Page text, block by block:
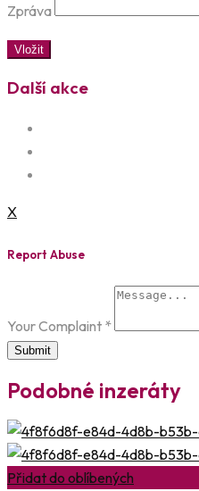
Zpráva
Vložit
Další akce
X
Report Abuse
Your Complaint *
Submit
Podobné inzeráty
Přidat do oblíbených